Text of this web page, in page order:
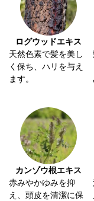
ログウッドエキス
天然色素で髪を美し
く保ち、ハリを与え
ます。
カンゾウ根エキス
赤みやかゆみを抑
え、頭皮を清潔に保